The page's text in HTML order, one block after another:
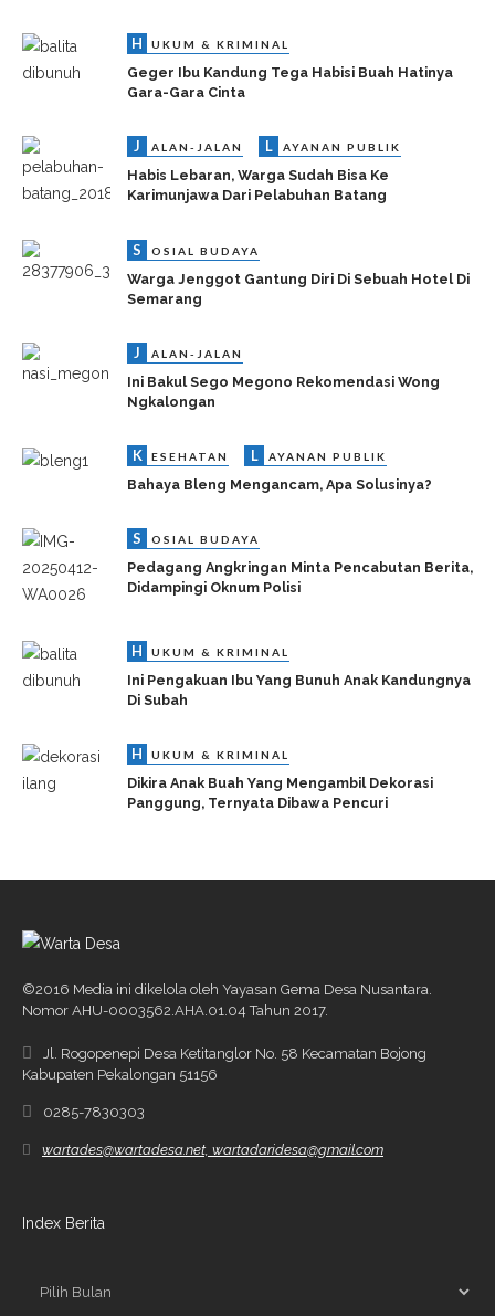
H UKUM & KRIMINAL
Geger Ibu Kandung Tega Habisi Buah Hatinya
Gara-Gara Cinta
J ALAN-JALAN L AYANAN PUBLIK
Habis Lebaran, Warga Sudah Bisa Ke
Karimunjawa Dari Pelabuhan Batang
S OSIAL BUDAYA
Warga Jenggot Gantung Diri Di Sebuah Hotel Di
Semarang
J ALAN-JALAN
Ini Bakul Sego Megono Rekomendasi Wong
Ngkalongan
K ESEHATAN L AYANAN PUBLIK
Bahaya Bleng Mengancam, Apa Solusinya?
S OSIAL BUDAYA
Pedagang Angkringan Minta Pencabutan Berita,
Didampingi Oknum Polisi
H UKUM & KRIMINAL
Ini Pengakuan Ibu Yang Bunuh Anak Kandungnya
Di Subah
H UKUM & KRIMINAL
Dikira Anak Buah Yang Mengambil Dekorasi
Panggung, Ternyata Dibawa Pencuri
©2016 Media ini dikelola oleh Yayasan Gema Desa Nusantara.
Nomor AHU-0003562.AHA.01.04 Tahun 2017.
Jl. Rogopenepi Desa Ketitanglor No. 58 Kecamatan Bojong
Kabupaten Pekalongan 51156
0285-7830303
wartades@wartadesa.net, wartadaridesa@gmail.com
Index Berita